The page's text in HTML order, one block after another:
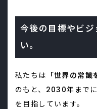
今後の目標やビ
い。
私たちは 「世界の常識
のもと、2030年までに
を目指しています。